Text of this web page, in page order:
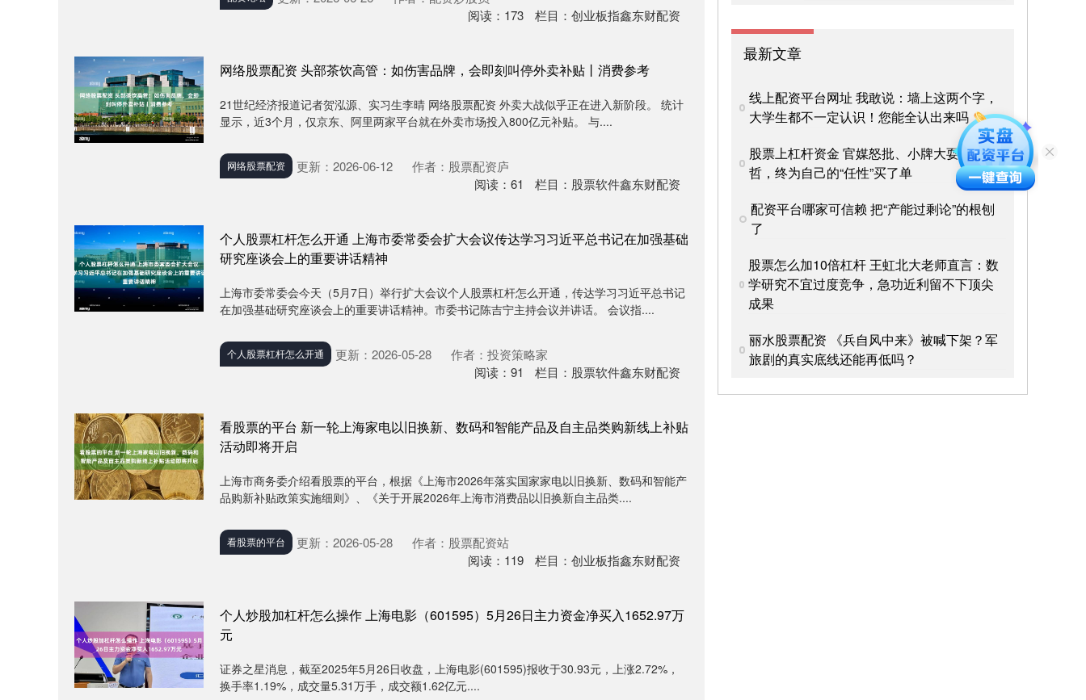
阅读： 173 栏目： 创业板指鑫东财配资
网络股票配资 头部茶饮高管：如伤害品牌，会即刻叫停外卖补贴丨消费参考
21世纪经济报道记者贺泓源、实习生李晴 网络股票配资 外卖大战似乎正在进入新阶段。 统计
显示，近3个月，仅京东、阿里两家平台就在外卖市场投入800亿元补贴。 与....
网络股票配资 更新：2026-06-12
作者：股票配资庐
阅读： 61 栏目： 股票软件鑫东财配资
个人股票杠杆怎么开通 上海市委常委会扩大会议传达学习习近平总书记在加强基础
研究座谈会上的重要讲话精神
上海市委常委会今天（5月7日）举行扩大会议个人股票杠杆怎么开通，传达学习习近平总书记
在加强基础研究座谈会上的重要讲话精神。市委书记陈吉宁主持会议并讲话。 会议指....
个人股票杠杆怎么开通 更新：2026-05-28
作者：投资策略家
阅读： 91 栏目： 股票软件鑫东财配资
看股票的平台 新一轮上海家电以旧换新、数码和智能产品及自主品类购新线上补贴
活动即将开启
上海市商务委介绍看股票的平台，根据《上海市2026年落实国家家电以旧换新、数码和智能产
品购新补贴政策实施细则》、《关于开展2026年上海市消费品以旧换新自主品类....
看股票的平台 更新：2026-05-28
作者：股票配资站
阅读： 119 栏目： 创业板指鑫东财配资
个人炒股加杠杆怎么操作 上海电影（601595）5月26日主力资金净买入1652.97万
元
证券之星消息，截至2025年5月26日收盘，上海电影(601595)报收于30.93元，上涨2.72%，
换手率1.19%，成交量5.31万手，成交额1.62亿元....
最新文章
线上配资平台网址 我敢说：墙上这两个字，
大学生都不一定认识！您能全认出来吗
股票上杠杆资金 官媒怒批、小牌大耍的李权
哲，终为自己的“任性”买了单
配资平台哪家可信赖 把“产能过剩论”的根刨
了
股票怎么加10倍杠杆 王虹北大老师直言：数
学研究不宜过度竞争，急功近利留不下顶尖
成果
丽水股票配资 《兵自风中来》被喊下架？军
旅剧的真实底线还能再低吗？